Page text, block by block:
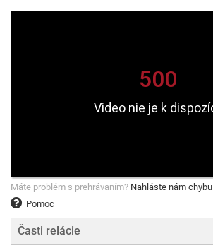
Pomoc
Máte problém s prehrávaním? Nahláste nám chybu
Časti relácie